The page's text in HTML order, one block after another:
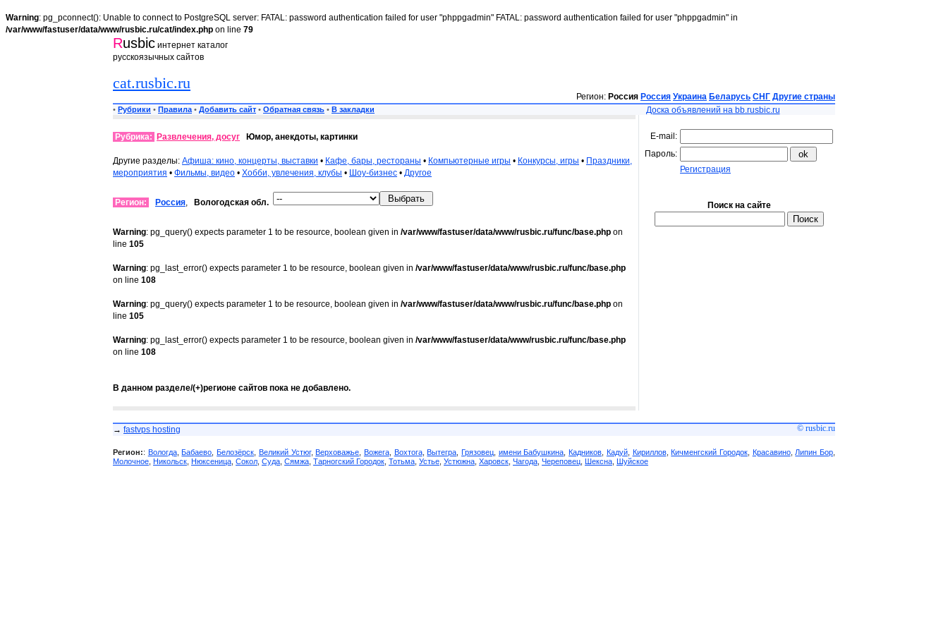
Warning: pg_pconnect(): Unable to connect to PostgreSQL server: FATAL: password authentication failed for user "phppgadmin" FATAL: password authentication failed for user "phppgadmin" in
/var/www/fastuser/data/www/rusbic.ru/cat/index.php on line 79
Rusbic интернет каталог
русскоязычных сайтов
cat.rusbic.ru
Регион: Россия Россия Украина Беларусь СНГ Другие страны
• Рубрики • Правила • Добавить сайт • Обратная связь • В закладки Доска объявлений на bb.rusbic.ru
Рубрика: Развлечения, досуг Юмор, анекдоты, картинки
Другие разделы: Афиша: кино, концерты, выставки • Кафе, бары, рестораны • Компьютерные игры • Конкурсы, игры • Праздники,
мероприятия • Фильмы, видео • Хобби, увлечения, клубы • Шоу-бизнес • Другое
Регион: Россия, Вологодская обл.
Warning: pg_query() expects parameter 1 to be resource, boolean given in /var/www/fastuser/data/www/rusbic.ru/func/base.php on
line 105
Warning: pg_last_error() expects parameter 1 to be resource, boolean given in /var/www/fastuser/data/www/rusbic.ru/func/base.php
on line 108
Warning: pg_query() expects parameter 1 to be resource, boolean given in /var/www/fastuser/data/www/rusbic.ru/func/base.php on
line 105
Warning: pg_last_error() expects parameter 1 to be resource, boolean given in /var/www/fastuser/data/www/rusbic.ru/func/base.php
on line 108
В данном разделе/(+)регионе сайтов пока не добавлено.
E-mail:
Пароль:
Регистрация
Поиск на сайте
→ fastvps hosting © rusbic.ru
Регион:: Вологда,Бабаево ,Белозёрск Великий Устюг,Верховажье Вожега, Вохтога,Вытегра ,Грязовец имени Бабушкина ,Кадников Кадуй, Кириллов,Кичменгский Городок, Красавино, Липин Бор
Молочное Никольск Нюксеница Сокол Суда Сямжа Тарногский Городок Тотьма Устье Устюжна Харовск Чагода Череповец Шексна Шуйское